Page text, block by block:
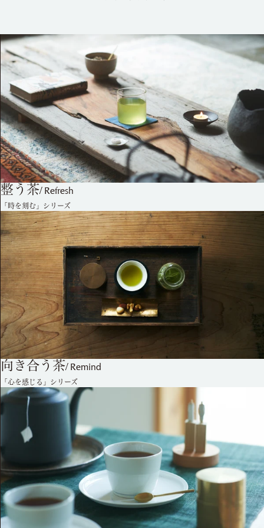
整う茶/ Refresh
「時を刻む」シリーズ
向き合う茶/ Remind
「心を感じる」シリーズ